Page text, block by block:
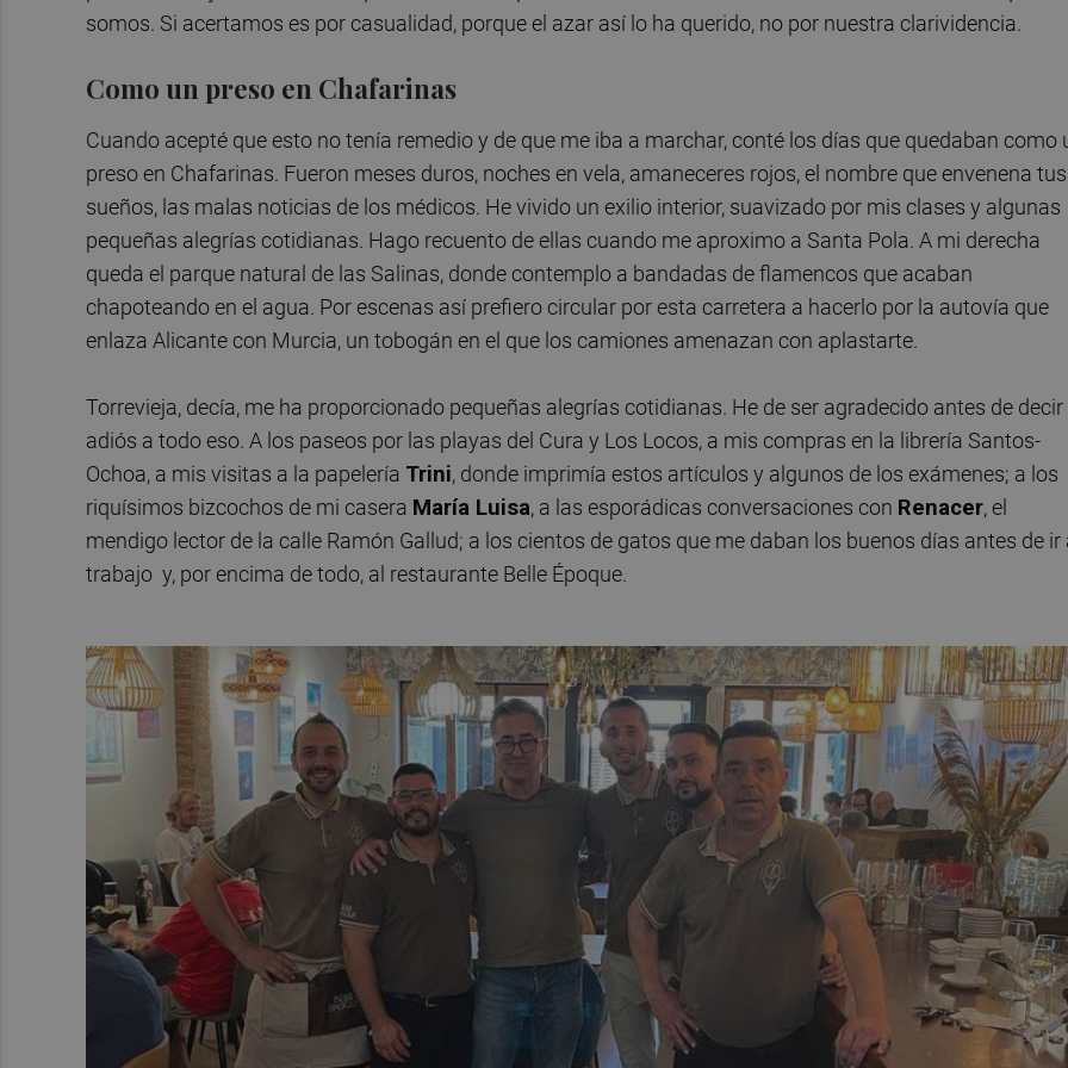
somos. Si acertamos es por casualidad, porque el azar así lo ha querido, no por nuestra clarividencia.
Como un preso en Chafarinas
Cuando acepté que esto no tenía remedio y de que me iba a marchar, conté los días que quedaban como
preso en Chafarinas. Fueron meses duros, noches en vela, amaneceres rojos, el nombre que envenena tus
sueños, las malas noticias de los médicos. He vivido un exilio interior, suavizado por mis clases y algunas
pequeñas alegrías cotidianas. Hago recuento de ellas cuando me aproximo a Santa Pola. A mi derecha
queda el parque natural de las Salinas, donde contemplo a bandadas de flamencos que acaban
chapoteando en el agua. Por escenas así prefiero circular por esta carretera a hacerlo por la autovía que
enlaza Alicante con Murcia, un tobogán en el que los camiones amenazan con aplastarte.
Torrevieja, decía, me ha proporcionado pequeñas alegrías cotidianas. He de ser agradecido antes de decir
adiós a todo eso. A los paseos por las playas del Cura y Los Locos, a mis compras en la librería Santos-
Ochoa, a mis visitas a la papelería Trini, donde imprimía estos artículos y algunos de los exámenes; a los
riquísimos bizcochos de mi casera María Luisa, a las esporádicas conversaciones con Renacer, el
mendigo lector de la calle Ramón Gallud; a los cientos de gatos que me daban los buenos días antes de ir
trabajo y, por encima de todo, al restaurante Belle Époque.